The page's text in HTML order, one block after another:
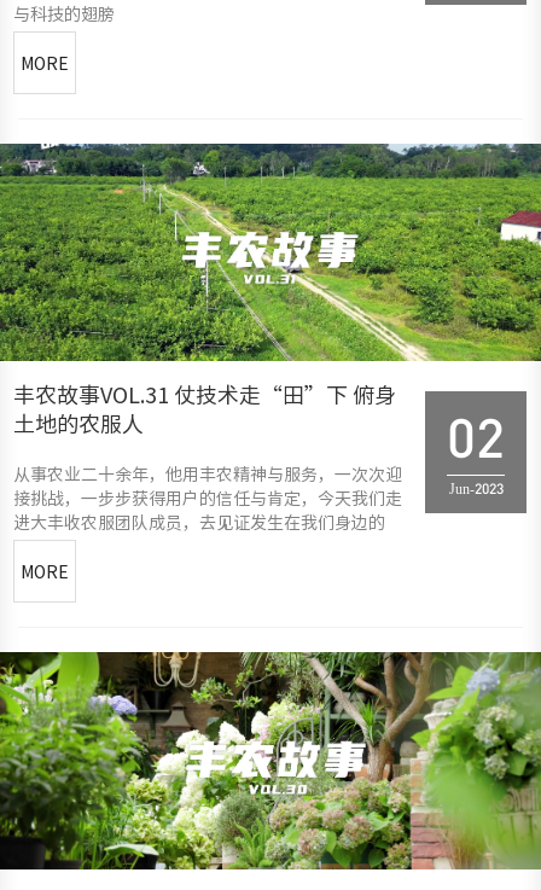
与科技的翅膀
MORE
丰农故事VOL.31 仗技术走“田”下 俯身
土地的农服人
从事农业二十余年，他用丰农精神与服务，一次次迎
接挑战，一步步获得用户的信任与肯定，今天我们走
进大丰收农服团队成员，去见证发生在我们身边的
MORE
02
Jun-2023